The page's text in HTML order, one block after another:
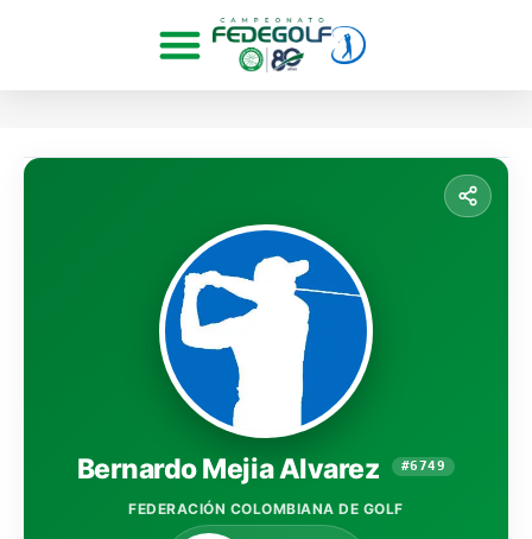
Bernardo Mejia Alvarez #6749
FEDERACIÓN COLOMBIANA DE GOLF